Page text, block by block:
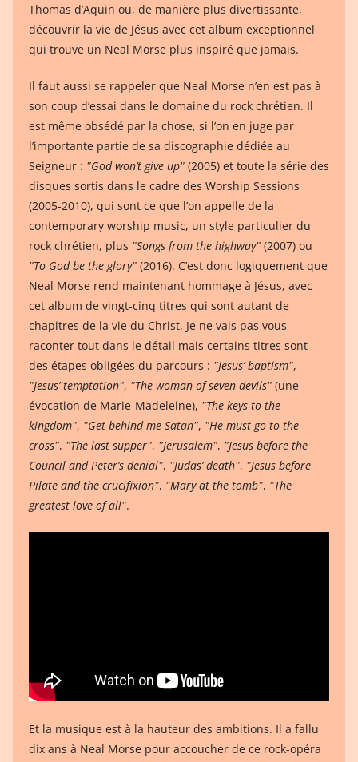
Thomas d’Aquin ou, de manière plus divertissante,
découvrir la vie de Jésus avec cet album exceptionnel
qui trouve un Neal Morse plus inspiré que jamais.
Il faut aussi se rappeler que Neal Morse n’en est pas à
son coup d’essai dans le domaine du rock chrétien. Il
est même obsédé par la chose, si l’on en juge par
l’importante partie de sa discographie dédiée au
Seigneur : ʺGod won’t give upʺ (2005) et toute la série des
disques sortis dans le cadre des Worship Sessions
(2005-2010), qui sont ce que l’on appelle de la
contemporary worship music, un style particulier du
rock chrétien, plus ʺSongs from the highwayʺ (2007) ou
ʺTo God be the gloryʺ (2016). C’est donc logiquement que
Neal Morse rend maintenant hommage à Jésus, avec
cet album de vingt-cinq titres qui sont autant de
chapitres de la vie du Christ. Je ne vais pas vous
raconter tout dans le détail mais certains titres sont
des étapes obligées du parcours : ʺJesus’ baptismʺ,
ʺJesus’ temptationʺ, ʺThe woman of seven devilsʺ (une
évocation de Marie-Madeleine), ʺThe keys to the
kingdomʺ, ʺGet behind me Satanʺ, ʺHe must go to the
crossʺ, ʺThe last supperʺ, ʺJerusalemʺ, ʺJesus before the
Council and Peter’s denialʺ, ʺJudas’ deathʺ, ʺJesus before
Pilate and the crucifixionʺ, ʺMary at the tombʺ, ʺThe
greatest love of allʺ.
Et la musique est à la hauteur des ambitions. Il a fallu
dix ans à Neal Morse pour accoucher de ce rock-opéra